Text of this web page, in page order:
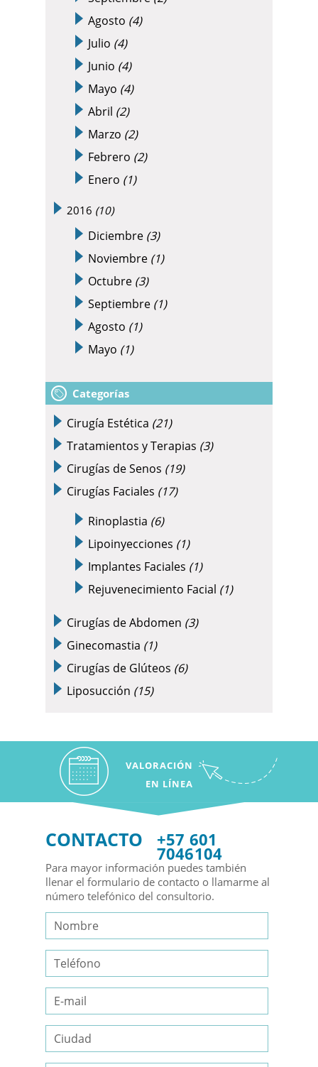
Agosto (4)
Julio (4)
Junio (4)
Mayo (4)
Abril (2)
Marzo (2)
Febrero (2)
Enero (1)
2016 (10)
Diciembre (3)
Noviembre (1)
Octubre (3)
Septiembre (1)
Agosto (1)
Mayo (1)
Categorías
Cirugía Estética (21)
Tratamientos y Terapias (3)
Cirugías de Senos (19)
Cirugías Faciales (17)
Rinoplastia (6)
Lipoinyecciones (1)
Implantes Faciales (1)
Rejuvenecimiento Facial (1)
Cirugías de Abdomen (3)
Ginecomastia (1)
Cirugías de Glúteos (6)
Liposucción (15)
VALORACIÓN
EN LÍNEA
CONTACTO +57 601
7046104
Para mayor información puedes también
llenar el formulario de contacto o llamarme al
número telefónico del consultorio.